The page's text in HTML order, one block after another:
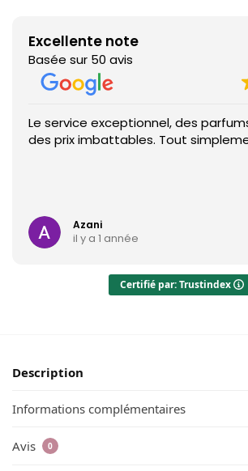
Excellente note
Basée sur 50 avis
Le service exceptionnel, des
des prix imbattables. Tout
Azani
il y a 1 année
Certifié par: Trustindex
Description
Informations complémentaires
Avis 0